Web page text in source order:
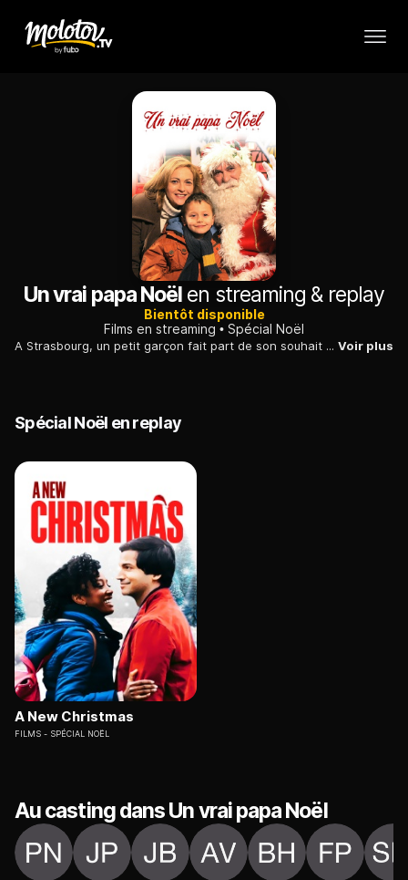
Un vrai papa Noël en streaming & replay
Bientôt disponible
Films en streaming
Spécial Noël
A Strasbourg, un petit garçon fait part de son souhait de cadeau à un homme déguisé en Père Noël, qu'il prend pour le vrai vieillard à barbe blanche. Voir plus
Spécial Noël en replay
A New Christmas
FILMS SPÉCIAL NOËL
Au casting dans Un vrai papa Noël